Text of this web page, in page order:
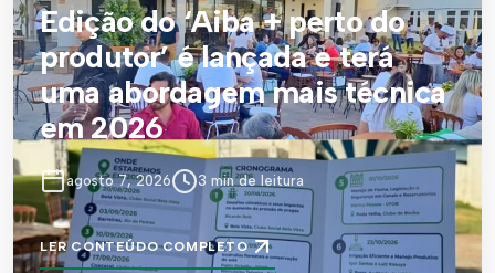
Edição do ‘Aiba + perto do
produtor’ é lançada e terá
uma abordagem mais técnica
em 2026
agosto 7, 2026 3 min de leitura
LER CONTEÚDO COMPLETO